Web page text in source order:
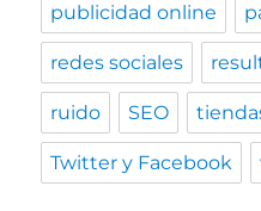
publicidad online
redes sociales
ruido SEO
Twitter y Facebook